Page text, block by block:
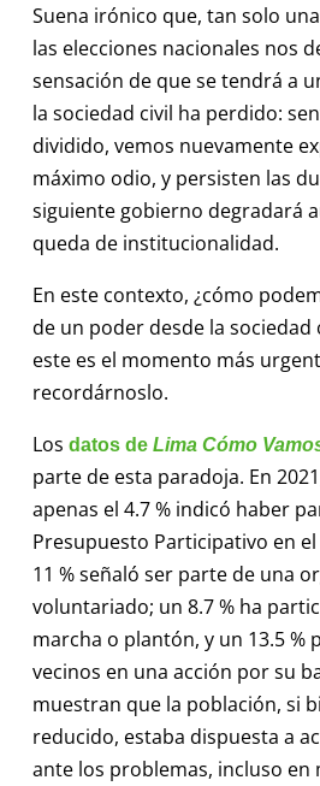
Suena irónico que, tan solo
las elecciones nacionales nos
sensación de que se tendrá a
la sociedad civil ha perdido:
dividido, vemos nuevamente
máximo odio, y persisten las
siguiente gobierno degradará
queda de institucionalidad.
En este contexto, ¿cómo
de un poder desde la sociedad
este es el momento más
recordárnoslo.
Los datos de Lima Cómo
parte de esta paradoja. En
apenas el 4.7 % indicó haber
Presupuesto Participativo en
11 % señaló ser parte de una
voluntariado; un 8.7 % ha
marcha o plantón, y un 13.5 %
vecinos en una acción por su
muestran que la población, si
reducido, estaba dispuesta a
ante los problemas, incluso en